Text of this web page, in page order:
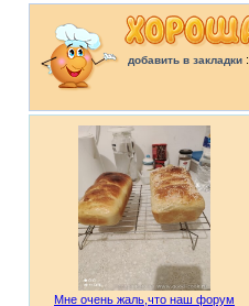
добавить в закладки: